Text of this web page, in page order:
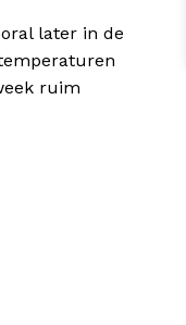
later in de
ruim